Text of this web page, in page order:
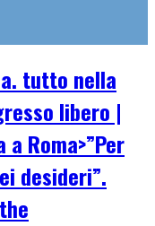
tutto nella
libero |
Roma>”Per
desideri”.